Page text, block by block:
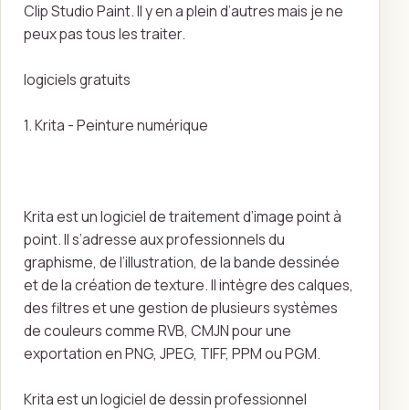
Clip Studio Paint. Il y en a plein d’autres mais je ne
peux pas tous les traiter.
logiciels gratuits
1. Krita - Peinture numérique
Krita est un logiciel de traitement d’image point à
point. Il s’adresse aux professionnels du
graphisme, de l’illustration, de la bande dessinée
et de la création de texture. Il intègre des calques,
des filtres et une gestion de plusieurs systèmes
de couleurs comme RVB, CMJN pour une
exportation en PNG, JPEG, TIFF, PPM ou PGM.
Krita est un logiciel de dessin professionnel